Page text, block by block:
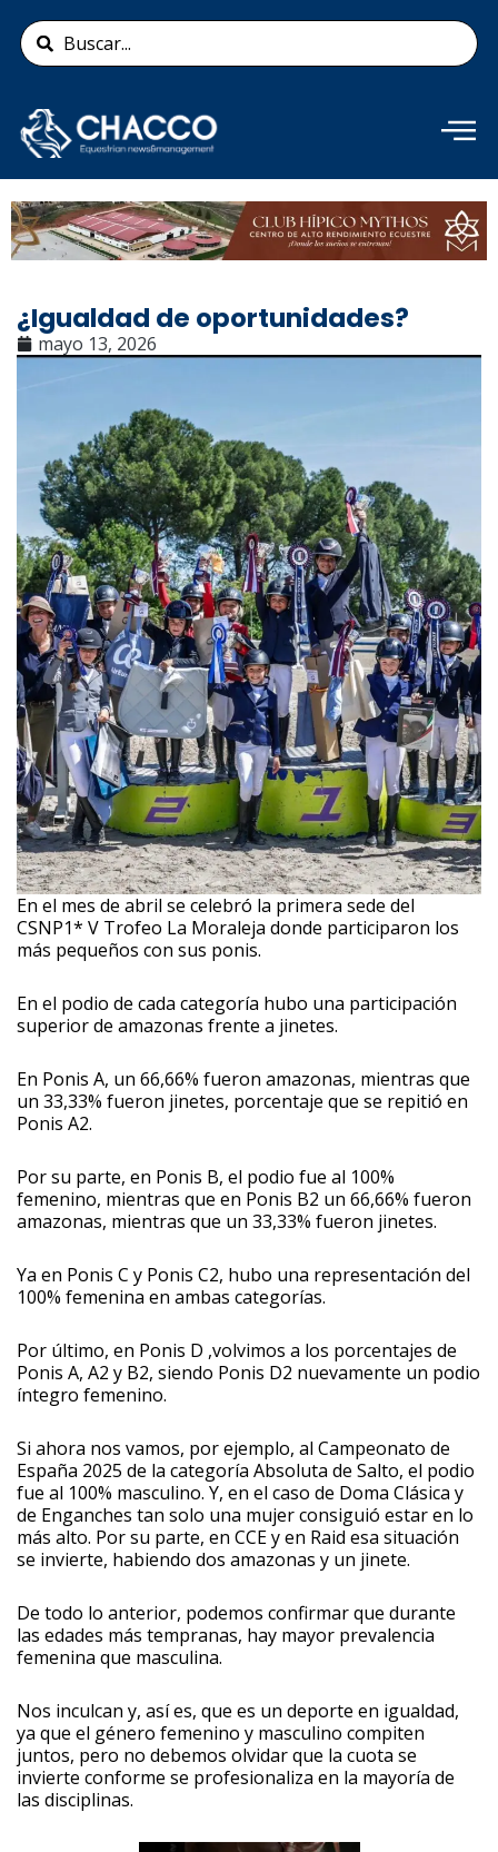
contenido
Search
...
Añade aquí tu texto de
cabecera
¿Igualdad de oportunidades?
mayo 13, 2026
En el mes de abril se celebró la primera sede del
CSNP1* V Trofeo La Moraleja donde participaron los
más pequeños con sus ponis.
En el podio de cada categoría hubo una participación
superior de amazonas frente a jinetes.
En Ponis A, un 66,66% fueron amazonas, mientras que
un 33,33% fueron jinetes, porcentaje que se repitió en
Ponis A2.
Por su parte, en Ponis B, el podio fue al 100%
femenino, mientras que en Ponis B2 un 66,66% fueron
amazonas, mientras que un 33,33% fueron jinetes.
Ya en Ponis C y Ponis C2, hubo una representación del
100% femenina en ambas categorías.
Por último, en Ponis D ,volvimos a los porcentajes de
Ponis A, A2 y B2, siendo Ponis D2 nuevamente un podio
íntegro femenino.
Si ahora nos vamos, por ejemplo, al Campeonato de
España 2025 de la categoría Absoluta de Salto, el podio
fue al 100% masculino. Y, en el caso de Doma Clásica y
de Enganches tan solo una mujer consiguió estar en lo
más alto. Por su parte, en CCE y en Raid esa situación
se invierte, habiendo dos amazonas y un jinete.
De todo lo anterior, podemos confirmar que durante
las edades más tempranas, hay mayor prevalencia
femenina que masculina.
Nos inculcan y, así es, que es un deporte en igualdad,
ya que el género femenino y masculino compiten
juntos, pero no debemos olvidar que la cuota se
invierte conforme se profesionaliza en la mayoría de
las disciplinas.